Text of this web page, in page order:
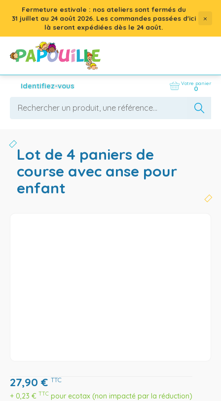
Fermeture estivale : nos ateliers sont fermés du
31 juillet au 24 août 2026. Les commandes passées d'ici
là seront expédiées dès le 24 août.
×
Identifiez-vous Votre panier
0
lot de 4 paniers de
course avec anse pour
enfant
27,90 € TTC
+ 0,23 € TTC pour ecotax (non impacté par la réduction)